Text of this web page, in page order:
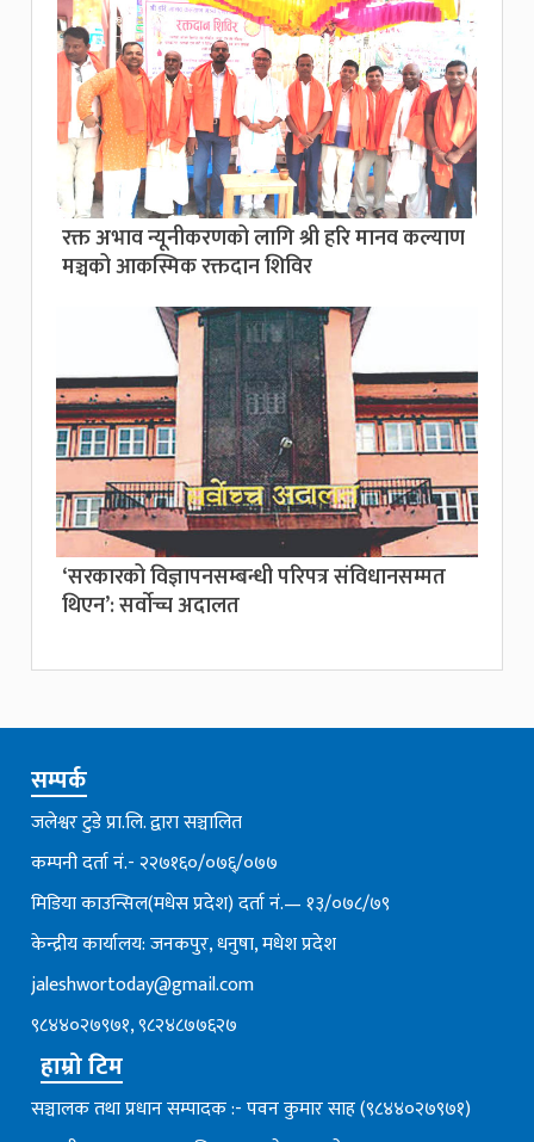
रक्त अभाव न्यूनीकरणको लागि श्री हरि मानव कल्याण
मञ्चको आकस्मिक रक्तदान शिविर
‘सरकारको विज्ञापनसम्बन्धी परिपत्र संविधानसम्मत
थिएन’: सर्वाेच्च अदालत
सम्पर्क
जलेश्वर टुडे प्रा.लि. द्वारा सञ्चालित
कम्पनी दर्ता नं.- २२७१६०/०७६्/०७७
मिडिया काउन्सिल(मधेस प्रदेश) दर्ता नं.— १३/०७८/७९
केन्द्रीय कार्यालय: जनकपुर, धनुषा, मधेश प्रदेश
jaleshwortoday@gmail.com
९८४४०२७९७१, ९८२४८७७६२७
हाम्रो टिम
सञ्चालक तथा प्रधान सम्पादक :- पवन कुमार साह (९८४४०२७९७१)